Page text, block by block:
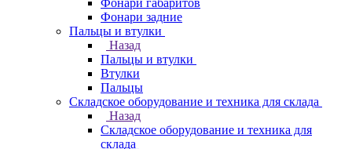
Фонари габаритов
Фонари задние
Пальцы и втулки
Назад
Пальцы и втулки
Втулки
Пальцы
Складское оборудование и техника для склада
Назад
Складское оборудование и техника для
склада